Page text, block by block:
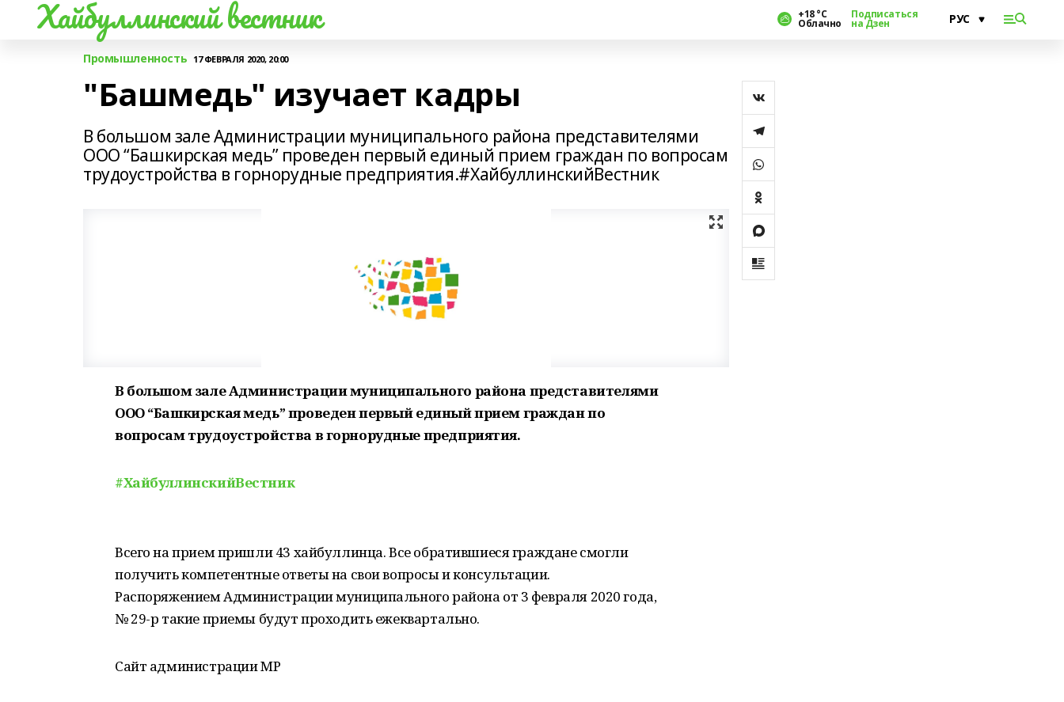
Хайбуллинский вестник +18 °С
Облачно
Подписаться
на Дзен
Промышленность 17 ФЕВРАЛЯ 2020, 20:00
"Башмедь" изучает кадры
В большом зале Администрации муниципального района представителями
ООО “Башкирская медь” проведен первый единый прием граждан по вопросам
трудоустройства в горнорудные предприятия.#ХайбуллинскийВестник
В большом зале Администрации муниципального района представителями
ООО “Башкирская медь” проведен первый единый прием граждан по
вопросам трудоустройства в горнорудные предприятия.
#ХайбуллинскийВестник
Всего на прием пришли 43 хайбуллинца. Все обратившиеся граждане смогли
получить компетентные ответы на свои вопросы и консультации.
Распоряжением Администрации муниципального района от 3 февраля 2020 года,
№ 29-р такие приемы будут проходить ежеквартально.
Сайт администрации МР